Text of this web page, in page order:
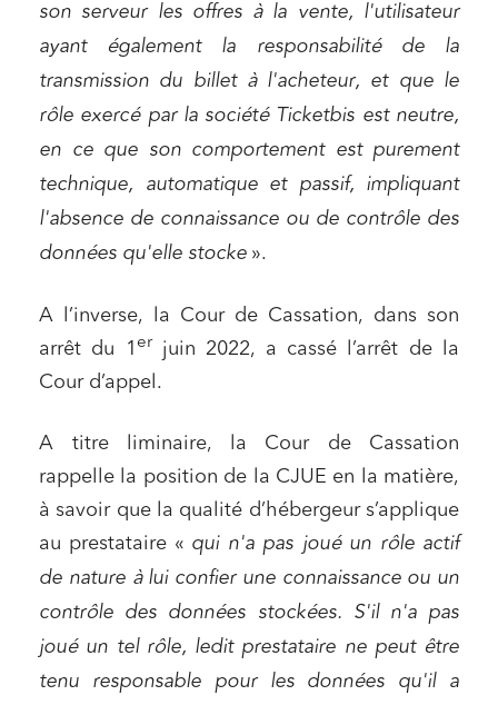
son serveur les offres à la vente, l'utilisateur
ayant également la responsabilité de la
transmission du billet à l'acheteur, et que le
rôle exercé par la société Ticketbis est neutre,
en ce que son comportement est purement
technique, automatique et passif, impliquant
l'absence de connaissance ou de contrôle des
données qu'elle stocke ».
A l’inverse, la Cour de Cassation, dans son
arrêt du 1 er juin 2022, a cassé l’arrêt de la
Cour d’appel.
A titre liminaire, la Cour de Cassation
rappelle la position de la CJUE en la matière,
à savoir que la qualité d’hébergeur s’applique
au prestataire « qui n'a pas joué un rôle actif
de nature à lui confier une connaissance ou un
contrôle des données stockées. S'il n'a pas
joué un tel rôle, ledit prestataire ne peut être
tenu responsable pour les données qu'il a